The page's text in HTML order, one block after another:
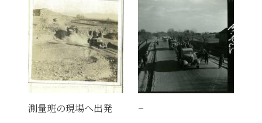
測量班の現場へ出発 −